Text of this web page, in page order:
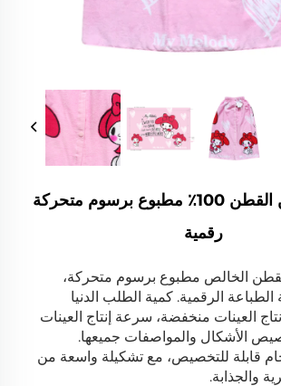
روب حمام من القطن 100٪ مطبوع برسوم متحركة
رقمية
الخالص مطبوع برسوم متحركة،
الرقمية. كمية الطلب الدنيا
العينات منخفضة، سرعة إنتاج العينات
الأشكال والمواصفات جميعها.
قابلة للتخصيص، مع تشكيلة واسعة من
والجذابة.